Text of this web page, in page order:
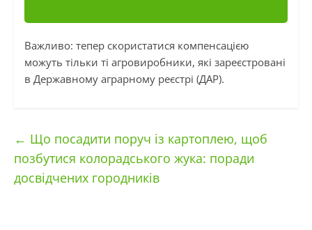
Важливо: тепер скористатися компенсацією
можуть тільки ті агровиробники, які зареєстровані
в Державному аграрному реєстрі (ДАР).
← Що посадити поруч із картоплею, щоб
позбутися колорадського жука: поради
досвідчених городників